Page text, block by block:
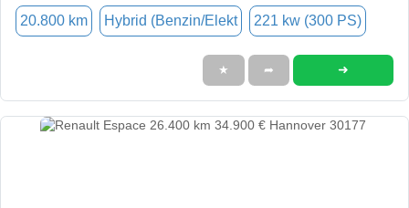
20.800 km Hybrid (Benzin/Elekt 221 kw (300 PS)
★ ➦ ➜